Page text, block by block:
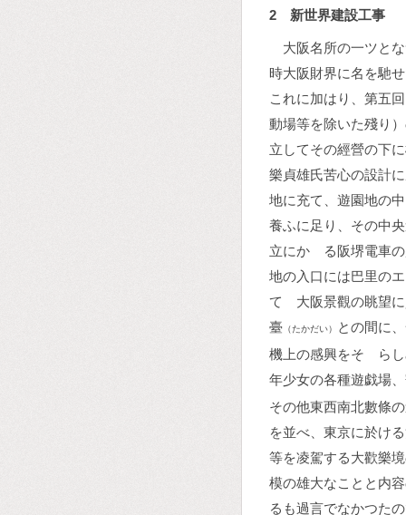
2 新世界建設工事
大阪名所の一ツと
時大阪財界に名を馳
これに加はり、第五
動場等を除いた殘り
立してその經營の下
樂貞雄氏苦心の設計
地に充て、遊園地の
養ふに足り、その中
立にかゝる阪堺電車
地の入口には巴里の
てゝ大阪景觀の眺望
臺 （たかだい）
との間に
機上の感興をそゝら
年少女の各種遊戯場
その他東西南北數條
を並べ、東京に於け
等を凌駕する大歡樂
模の雄大なことと内
るも過言でなかつた